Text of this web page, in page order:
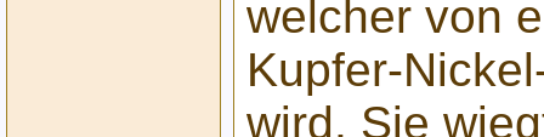
welcher von
Kupfer-
wird. Sie